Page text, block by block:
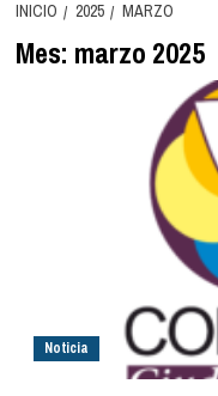
INICIO 2025 MARZO
Mes: marzo 2025
Noticia